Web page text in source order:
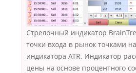
Стрелочный индикатор
точки входа в рынок точками
индикатора ATR. Индикатор
цены на основе процентного